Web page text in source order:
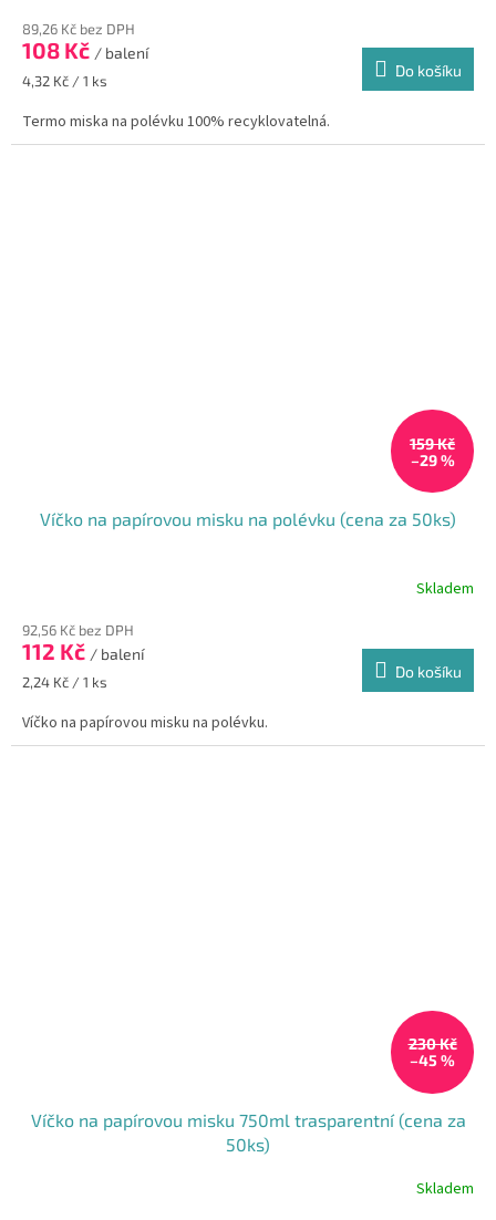
produktu
je
5,0
5
89,26 Kč bez DPH
108 Kč / balení
Měrná
4,32 Kč / 1 ks
Do košíku
Termo miska na polévku 100% recyklovatelná.
159 Kč
–29 %
Víčko na papírovou misku na polévku (cena za 50ks)
Skladem
92,56 Kč bez DPH
112 Kč / balení
Měrná
2,24 Kč / 1 ks
Do košíku
Víčko na papírovou misku na polévku.
230 Kč
–45 %
Víčko na papírovou misku 750ml trasparentní (cena za
50ks)
Skladem